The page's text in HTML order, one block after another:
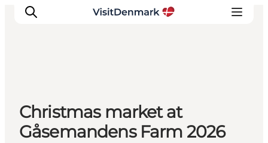
Inspirations
Destinations
Quoi faire
Christmas market at
Gåsemandens Farm 2026